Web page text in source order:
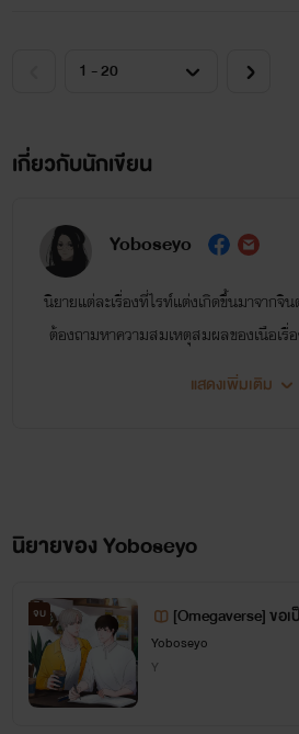
เกี่ยวกับนักเขียน
Yoboseyo
นิยายแต่ละเรื่องที่ไรท์แต่งเกิดขึ้นมาจากจิ
ต้องถามหาความสมเหตุสมผลของเนือเรื่
ส่วนตัวไรท์แล้วแค่อยากจะบอกเล่าเรื่องร
ไรท์ขอลบคอมเมนต์ออกโดยไม่แจ้งล่วงหน้า
คนใจบางมาก หากคอมเมนต์ไหนที่มีผลก
เพื่อเซฟหัวใจตัวเองน้า ยังไงก็ฝากติตามเ
ขอบคุณค่ะ
แสดงเพิ่มเติม
นิยายของ Yoboseyo
จบ
[Omegaverse] ขอ
ก้า...แต่ดูเหมือนโชค
Yoboseyo
Y